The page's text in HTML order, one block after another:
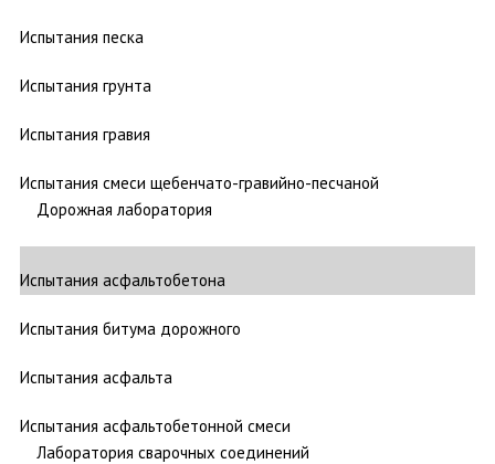
Испытания песка
Испытания грунта
Испытания гравия
Испытания смеси щебенчато-гравийно-песчаной
Дорожная лаборатория
Испытания асфальтобетона
Испытания битума дорожного
Испытания асфальта
Испытания асфальтобетонной смеси
Лаборатория сварочных соединений